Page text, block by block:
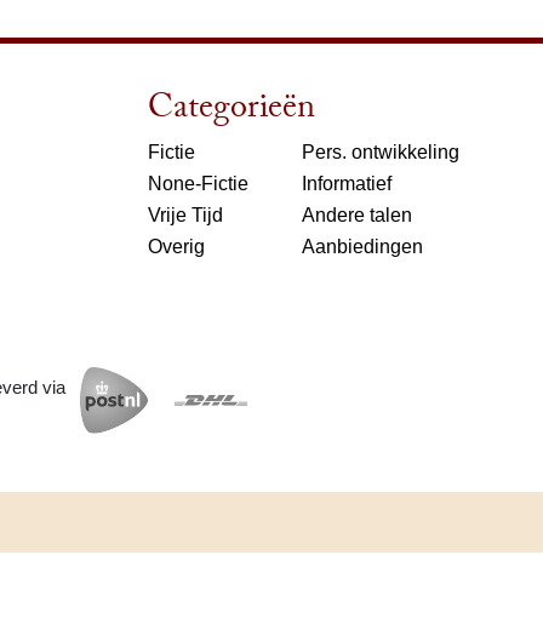
Categorieën
Fictie
None-Fictie
Vrije Tijd
Overig
Pers. ontwikkeling
Informatief
Andere talen
Aanbiedingen
via